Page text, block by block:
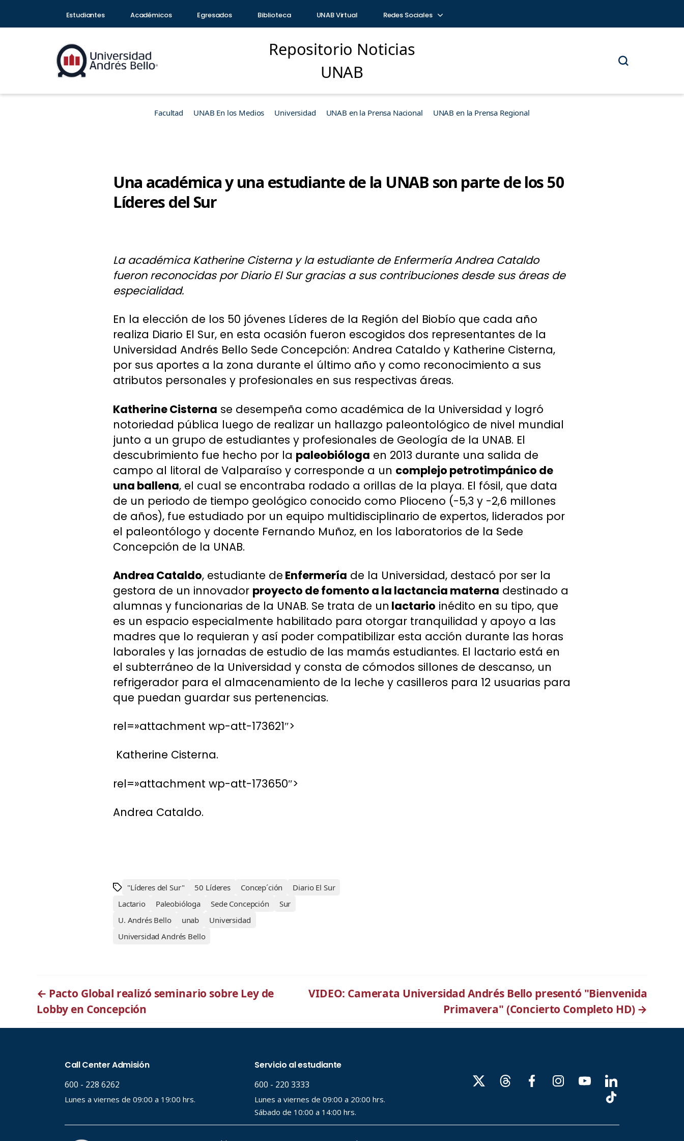
Estudiantes Académicos Egresados Biblioteca UNAB Virtual Redes Sociales
Repositorio Noticias
UNAB
Facultad UNAB En los Medios Universidad UNAB en la Prensa Nacional UNAB en la Prensa Regional
Una académica y una estudiante de la UNAB son parte de los 50
Líderes del Sur
La académica Katherine Cisterna y la estudiante de Enfermería Andrea Cataldo
fueron reconocidas por Diario El Sur gracias a sus contribuciones desde sus áreas de
especialidad.
En la elección de los 50 jóvenes Líderes de la Región del Biobío que cada año
realiza Diario El Sur, en esta ocasión fueron escogidos dos representantes de la
Universidad Andrés Bello Sede Concepción: Andrea Cataldo y Katherine Cisterna,
por sus aportes a la zona durante el último año y como reconocimiento a sus
atributos personales y profesionales en sus respectivas áreas.
Katherine Cisterna se desempeña como académica de la Universidad y logró
notoriedad pública luego de realizar un hallazgo paleontológico de nivel mundial
junto a un grupo de estudiantes y profesionales de Geología de la UNAB. El
descubrimiento fue hecho por la paleobióloga en 2013 durante una salida de
campo al litoral de Valparaíso y corresponde a un complejo petrotimpánico de
una ballena, el cual se encontraba rodado a orillas de la playa. El fósil, que data
de un periodo de tiempo geológico conocido como Plioceno (-5,3 y -2,6 millones
de años), fue estudiado por un equipo multidisciplinario de expertos, liderados por
el paleontólogo y docente Fernando Muñoz, en los laboratorios de la Sede
Concepción de la UNAB.
Andrea Cataldo, estudiante de Enfermería de la Universidad, destacó por ser la
gestora de un innovador proyecto de fomento a la lactancia materna destinado a
alumnas y funcionarias de la UNAB. Se trata de un lactario inédito en su tipo, que
es un espacio especialmente habilitado para otorgar tranquilidad y apoyo a las
madres que lo requieran y así poder compatibilizar esta acción durante las horas
laborales y las jornadas de estudio de las mamás estudiantes. El lactario está en
el subterráneo de la Universidad y consta de cómodos sillones de descanso, un
refrigerador para el almacenamiento de la leche y casilleros para 12 usuarias para
que puedan guardar sus pertenencias.
rel=»attachment wp-att-173621″>
Katherine Cisterna.
rel=»attachment wp-att-173650″>
Andrea Cataldo.
"Líderes del Sur" 50 Líderes Concep´ción
Diario El Sur
Lactario
Paleobióloga Sede Concepción
Sur
U. Andrés Bello
unab
Universidad
Universidad Andrés Bello
← Pacto Global realizó seminario sobre Ley de
Lobby en Concepción
VIDEO: Camerata Universidad Andrés Bello presentó "Bienvenida
Primavera" (Concierto Completo HD) →